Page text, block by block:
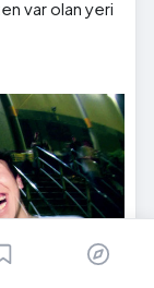
var olan yeri